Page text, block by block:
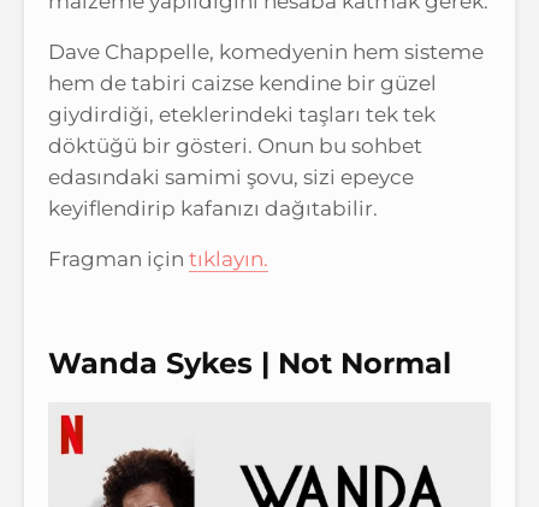
Dave Chappelle, komedyenin hem sisteme
hem de tabiri caizse kendine bir güzel
giydirdiği, eteklerindeki taşları tek tek
döktüğü bir gösteri. Onun bu sohbet
edasındaki samimi şovu, sizi epeyce
keyiflendirip kafanızı dağıtabilir.
Fragman için tıklayın.
Wanda Sykes | Not Normal